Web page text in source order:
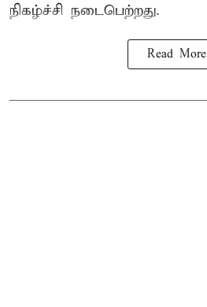
நிகழ்ச்சி நடைபெற்றது.
Read More